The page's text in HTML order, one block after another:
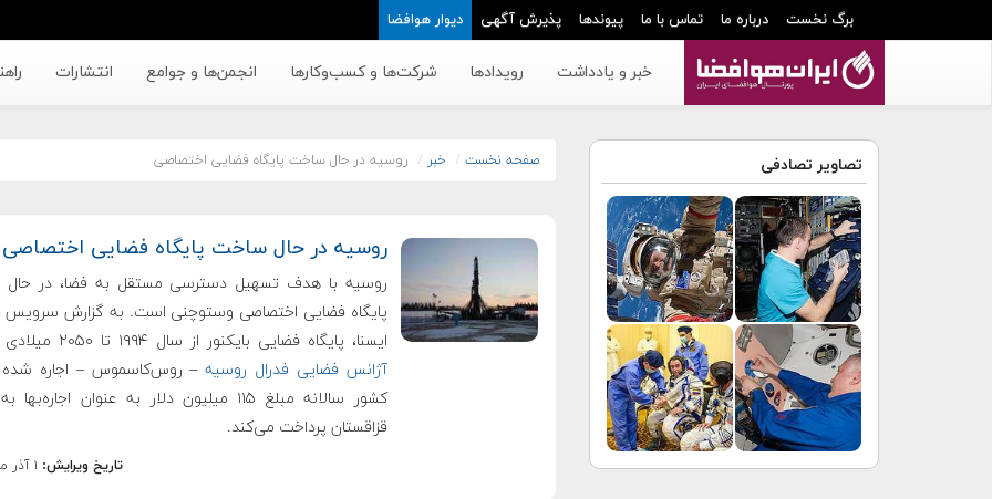
برگ نخست درباره ما تماس با ما پیوندها پذیرش آگهی دیوار هوافضا
خبر و یادداشت رویدادها شرکت‌ها و کسب‌وکار‌ها انجمن‌ها و جوامع انتشارات
تصاویر تصادفی صفحه نخست خبر روسیه در حال ساخت پایگاه فضایی اختصاصی
روسیه در حال ساخت پایگاه فضایی اختصاصی
روسیه با هدف تسهیل دسترسی مستقل به فضا، در
پایگاه فضایی اختصاصی وستوچنی است. به گزارش سرویس
ایسنا، پایگاه فضایی بایکنور از سال ۱۹۹۴ تا ۲۰۵۰ میلادی توسط
آژانس فضایی فدرال روسیه– روس‌کاسموس – اجاره شده
کشور سالانه مبلغ ۱۱۵ میلیون دلار به عنوان
قزاقستان پرداخت می‌کند.
تاریخ ویرایش: ۱ آذر ماه ۱۳۹۳